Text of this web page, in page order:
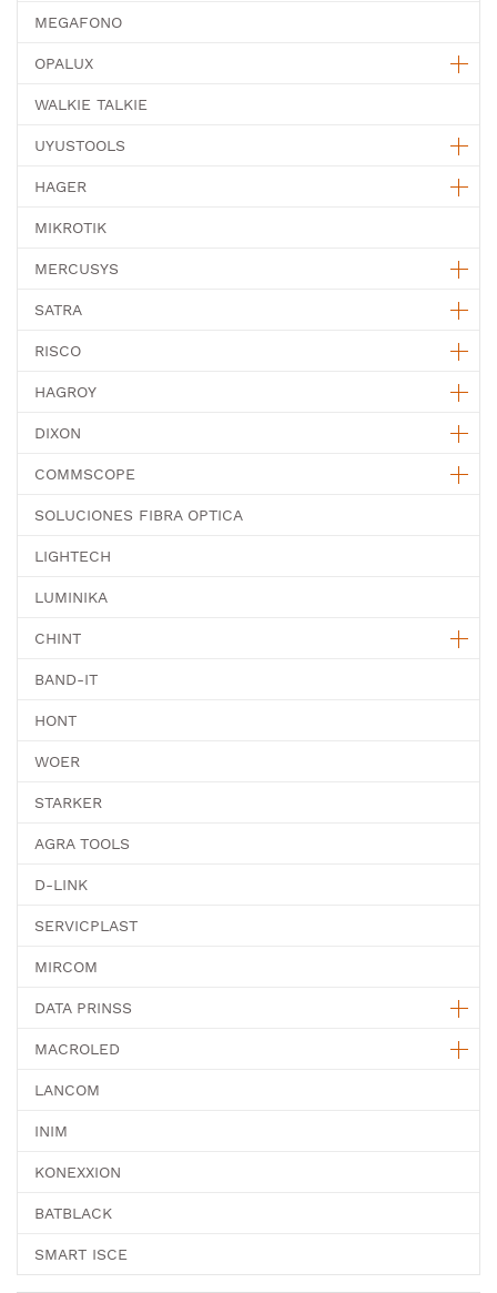
MEGAFONO
OPALUX
WALKIE TALKIE
UYUSTOOLS
HAGER
MIKROTIK
MERCUSYS
SATRA
RISCO
HAGROY
DIXON
COMMSCOPE
SOLUCIONES FIBRA OPTICA
LIGHTECH
LUMINIKA
CHINT
BAND-IT
HONT
WOER
STARKER
AGRA TOOLS
D-LINK
SERVICPLAST
MIRCOM
DATA PRINSS
MACROLED
LANCOM
INIM
KONEXXION
BATBLACK
SMART ISCE